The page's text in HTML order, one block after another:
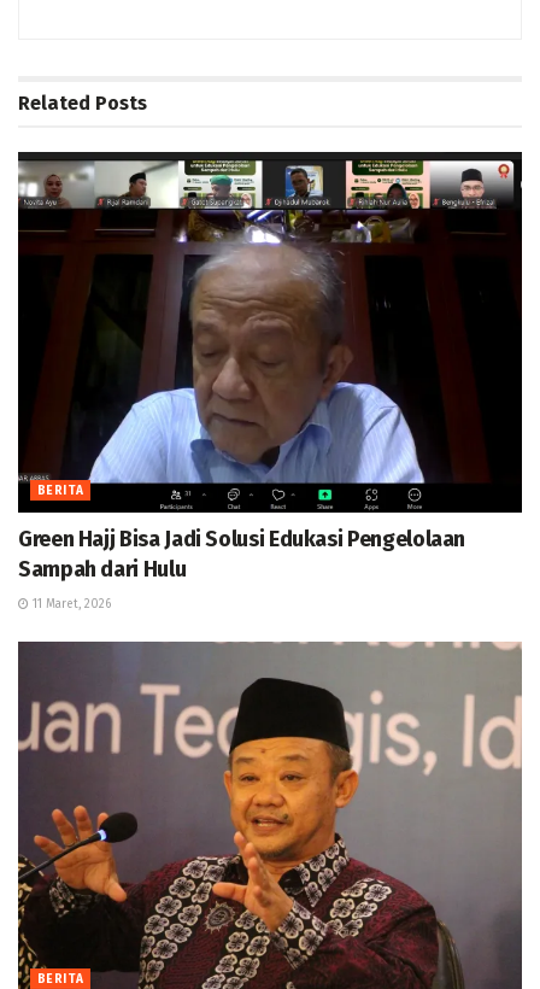
Related Posts
BERITA
Green Hajj Bisa Jadi Solusi Edukasi Pengelolaan
Sampah dari Hulu
11 Maret, 2026
BERITA